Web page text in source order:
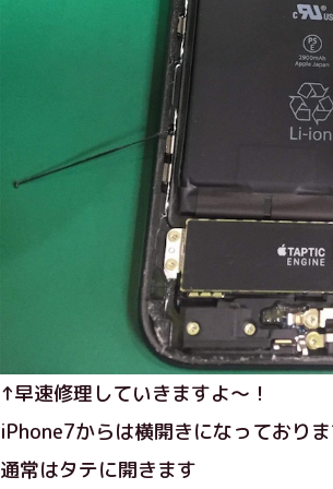
↑早速修理していきますよ〜！
iPhone7からは横開きになっており
通常はタテに開きます